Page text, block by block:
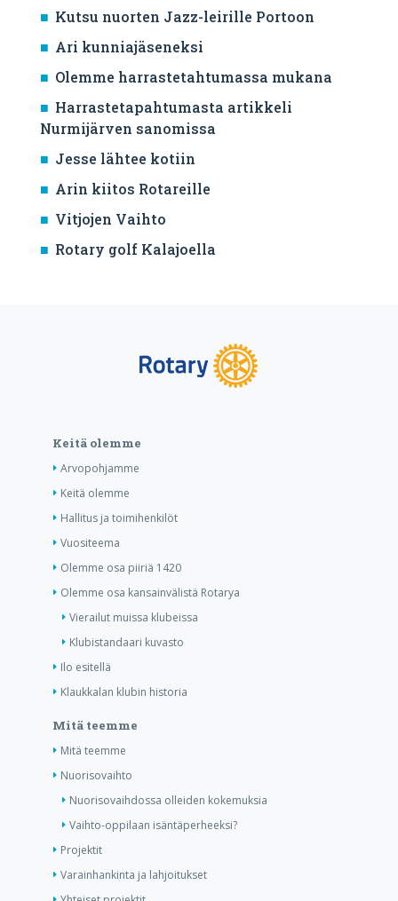
Kutsu nuorten Jazz-leirille Portoon
Ari kunniajäseneksi
Olemme harrastetahtumassa mukana
Harrastetapahtumasta artikkeli
Nurmijärven sanomissa
Jesse lähtee kotiin
Arin kiitos Rotareille
Vitjojen Vaihto
Rotary golf Kalajoella
Keitä olemme
Arvopohjamme
Keitä olemme
Hallitus ja toimihenkilöt
Vuositeema
Olemme osa piiriä 1420
Olemme osa kansainvälistä Rotarya
Vierailut muissa klubeissa
Klubistandaari kuvasto
Ilo esitellä
Klaukkalan klubin historia
Mitä teemme
Mitä teemme
Nuorisovaihto
Nuorisovaihdossa olleiden kokemuksia
Vaihto-oppilaan isäntäperheeksi?
Projektit
Varainhankinta ja lahjoitukset